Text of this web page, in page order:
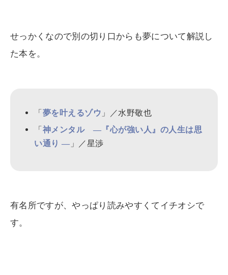
せっかくなので別の切り口からも夢について解説し
た本を。
「 夢を叶えるゾウ 」／水野敬也
「 神メンタル ―『心が強い人』の人生は思
い通り ― 」／星渉
有名所ですが、やっぱり読みやすくてイチオシで
す。